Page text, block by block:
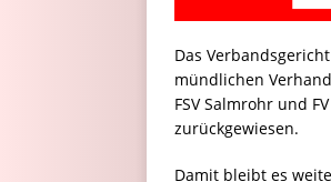
Das
mündlichen
FSV Salmrohr und
zurückgewiesen.
Damit bleibt es